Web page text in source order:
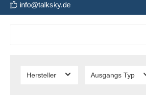
info@talksky.de
Hersteller Ausgangs Typ